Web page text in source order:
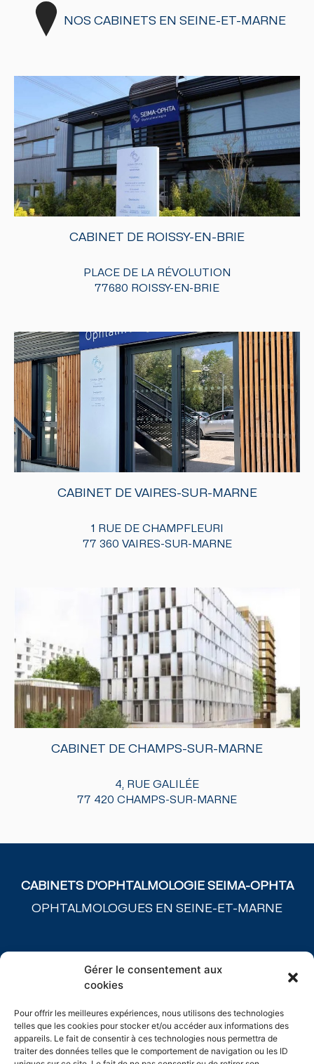
Gérer le consentement aux
cookies
Pour offrir les meilleures expériences, nous utilisons des technologies
telles que les cookies pour stocker et/ou accéder aux informations des
appareils. Le fait de consentir à ces technologies nous permettra de
traiter des données telles que le comportement de navigation ou les ID
NOS CABINETS EN SEINE-ET-MARNE
CABINET DE ROISSY-EN-BRIE
PLACE DE LA RÉVOLUTION
77680 ROISSY-EN-BRIE
CABINET DE VAIRES-SUR-MARNE
1 RUE DE CHAMPFLEURI
77 360 VAIRES-SUR-MARNE
CABINET DE CHAMPS-SUR-MARNE
4, RUE GALILÉE
77 420 CHAMPS-SUR-MARNE
CABINETS D'OPHTALMOLOGIE SEIMA-OPHTA
OPHTALMOLOGUES EN SEINE-ET-MARNE
NOS CABINETS
CHIRURGIES
SPÉCIALITÉS
TARIFS